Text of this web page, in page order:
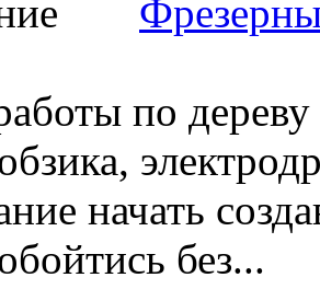
по
начать
без...